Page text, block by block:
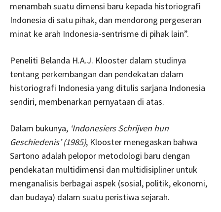
menambah suatu dimensi baru kepada historiografi
Indonesia di satu pihak, dan mendorong pergeseran
minat ke arah Indonesia-sentrisme di pihak lain”.
Peneliti Belanda H.A.J. Klooster dalam studinya
tentang perkembangan dan pendekatan dalam
historiografi Indonesia yang ditulis sarjana Indonesia
sendiri, membenarkan pernyataan di atas.
Dalam bukunya, ‘Indonesiers Schrijven hun
Geschiedenis’ (1985), Klooster menegaskan bahwa
Sartono adalah pelopor metodologi baru dengan
pendekatan multidimensi dan multidisipliner untuk
menganalisis berbagai aspek (sosial, politik, ekonomi,
dan budaya) dalam suatu peristiwa sejarah.